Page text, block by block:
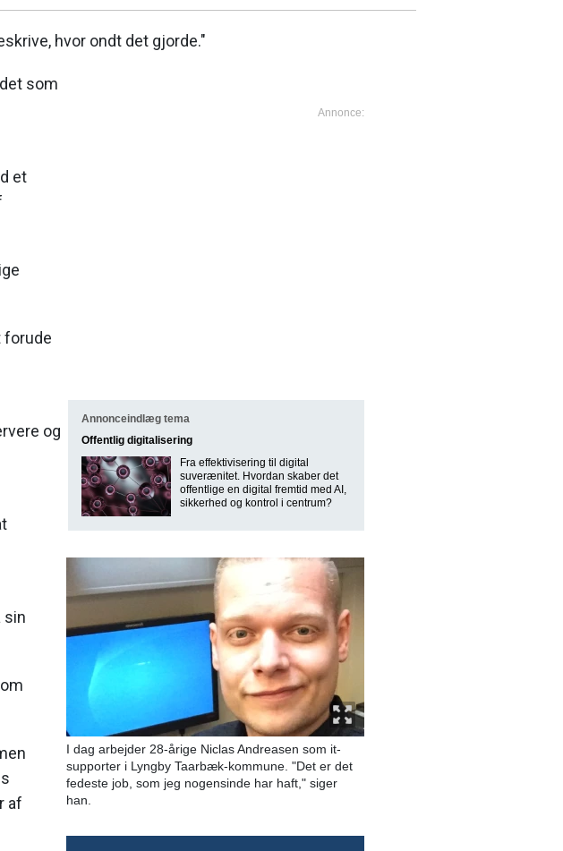
Annonceindlæg tema
Offentlig digitalisering
Fra effektivisering til digital
suverænitet. Hvordan skaber det
offentlige en digital fremtid med AI,
sikkerhed og kontrol i centrum?
I dag arbejder 28-årige Niclas Andreasen som it-
supporter i Lyngby Taarbæk-kommune. "Det er det
fedeste job, som jeg nogensinde har haft," siger
han.
hvor ondt det gjorde."
som
et
forude
og
sin
af